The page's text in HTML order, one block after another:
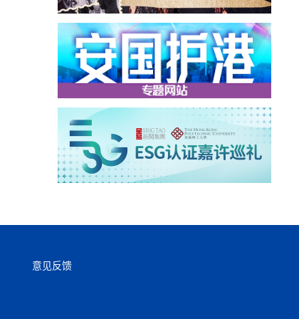
意见反馈